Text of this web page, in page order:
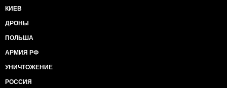
КИЕВ
ДРОНЫ
ПОЛЬША
АРМИЯ РФ
УНИЧТОЖЕНИЕ
РОССИЯ